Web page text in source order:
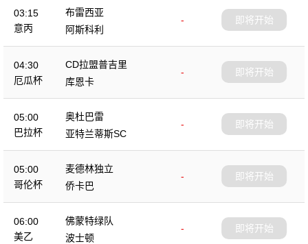
03:15
意丙
布雷西亚
-
阿斯科利
即将开始
04:30
厄瓜杯
CD拉盟普吉里
-
库恩卡
即将开始
05:00
巴拉杯
奥杜巴雷
-
亚特兰蒂斯SC
即将开始
05:00
哥伦杯
麦德林独立
-
侨卡巴
即将开始
06:00
美乙
佛蒙特绿队
-
波士顿
即将开始